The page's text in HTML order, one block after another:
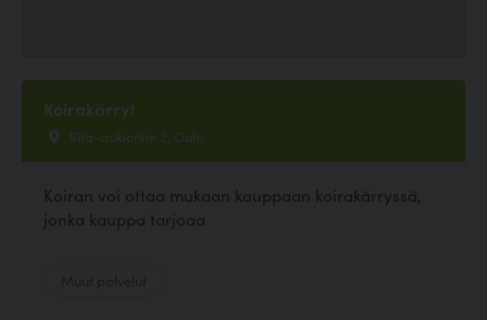
Koirakärryt
Rita-aukiontie 2, Oulu
Koiran voi ottaa mukaan kauppaan koirakärryssä,
jonka kauppa tarjoaa